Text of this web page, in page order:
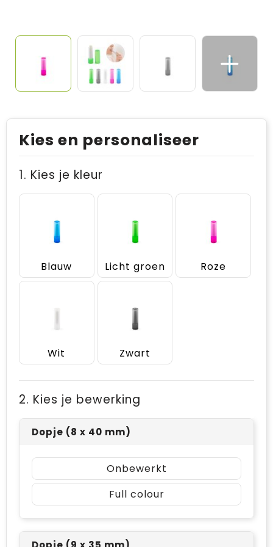
Kies en personaliseer
1. Kies je kleur
Blauw Licht groen Roze
Wit Zwart
2. Kies je bewerking
Dopje (8 x 40 mm)
Onbewerkt
Full colour